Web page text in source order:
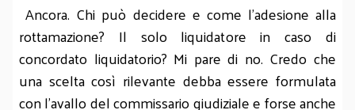
Ancora. Chi può decidere e come l'adesione alla
rottamazione? Il solo liquidatore in caso di
concordato liquidatorio? Mi pare di no. Credo che
una scelta così rilevante debba essere formulata
con l'avallo del commissario giudiziale e forse anche